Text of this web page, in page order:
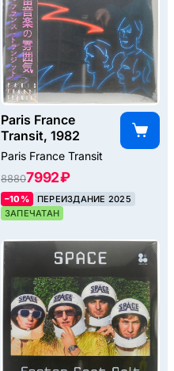
Paris France
Transit, 1982
Paris France Transit
88807992 ₽
–10%
ПЕРЕИЗДАНИЕ 2025
ЗАПЕЧАТАН